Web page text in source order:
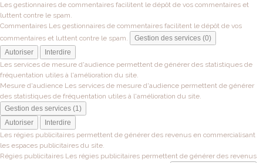
Les gestionnaires de commentaires facilitent le dépôt de vos commentaires et
luttent contre le spam.
Commentaires Les gestionnaires de commentaires facilitent le dépôt de vos
commentaires et luttent contre le spam.
Gestion des services (0)
Autoriser
Interdire
Les services de mesure d'audience permettent de générer des statistiques de
fréquentation utiles à l'amélioration du site.
Mesure d'audience Les services de mesure d'audience permettent de générer
des statistiques de fréquentation utiles à l'amélioration du site.
Gestion des services (1)
Autoriser
Interdire
Les régies publicitaires permettent de générer des revenus en commercialisant
les espaces publicitaires du site.
Régies publicitaires Les régies publicitaires permettent de générer des revenus